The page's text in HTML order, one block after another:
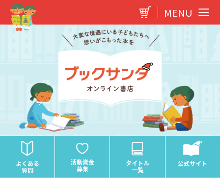
容
MENU
よくある
質問
活動資金
募集
タイトル
一覧
公式サイト